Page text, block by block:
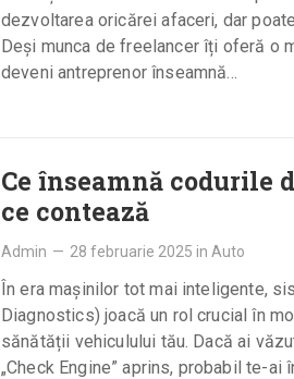
dezvoltarea oricărei afaceri, dar
Deși munca de freelancer îți oferă o
deveni antreprenor înseamnă…
Ce înseamnă codurile
ce contează
Admin — 28 februarie 2025 in Auto
În era mașinilor tot mai inteligente,
Diagnostics) joacă un rol crucial în
sănătății vehiculului tău. Dacă ai
„Check Engine” aprins, probabil te-ai